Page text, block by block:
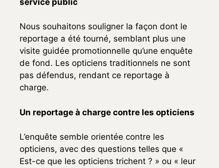
Nous souhaitons souligner la façon dont le
reportage a été tourné, semblant plus une
visite guidée promotionnelle qu’une enquête
de fond. Les opticiens traditionnels ne sont
pas défendus, rendant ce reportage à
charge.
Un reportage à charge contre les opticiens
L’enquête semble orientée contre les
opticiens, avec des questions telles que «
Est-ce que les opticiens trichent ? » ou « leur